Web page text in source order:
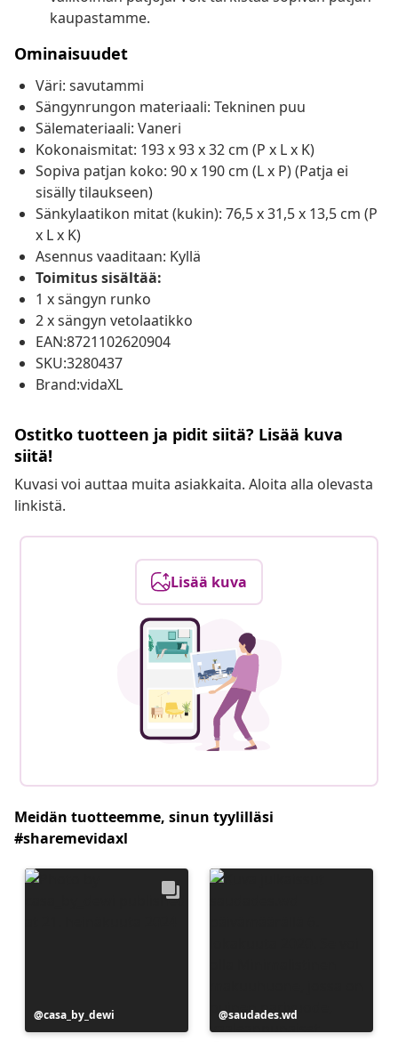
kaupastamme.
Ominaisuudet
Väri: savutammi
Sängynrungon materiaali: Tekninen puu
Sälemateriaali: Vaneri
Kokonaismitat: 193 x 93 x 32 cm (P x L x K)
Sopiva patjan koko: 90 x 190 cm (L x P) (Patja ei
sisälly tilaukseen)
Sänkylaatikon mitat (kukin): 76,5 x 31,5 x 13,5 cm (P
x L x K)
Asennus vaaditaan: Kyllä
Toimitus sisältää:
1 x sängyn runko
2 x sängyn vetolaatikko
EAN:8721102620904
SKU:3280437
Brand:vidaXL
Ostitko tuotteen ja pidit siitä? Lisää kuva
siitä!
Kuvasi voi auttaa muita asiakkaita. Aloita alla olevasta
linkistä.
Lisää kuva
Meidän tuotteemme, sinun tyylilläsi
#sharemevidaxl
Julkaissut
casa_by_dewi Julkaissut
saudades.wd